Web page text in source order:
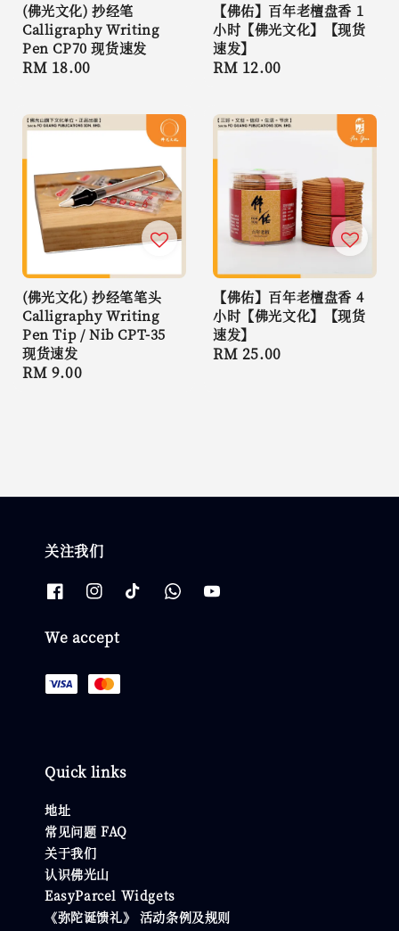
(佛光文化) 抄经笔
Calligraphy Writing
Pen CP70 现货速发
Regular
RM 18.00
【佛佑】百年老檀盘香 1
小时【佛光文化】【现货
速发】
Regular
RM 12.00
(佛光文化) 抄经笔笔头
Calligraphy Writing
Pen Tip / Nib CPT-35
现货速发
Regular
RM 9.00
【佛佑】百年老檀盘香 4
小时【佛光文化】【现货
速发】
Regular
RM 25.00
关注我们
We accept
Quick links
地址
常见问题 FAQ
关于我们
认识佛光山
EasyParcel Widgets
《弥陀诞馈礼》 活动条例及规则